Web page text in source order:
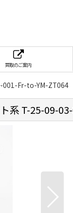
買取のご案内
001-Fr-to-YM-ZT064
系 T-25-09-